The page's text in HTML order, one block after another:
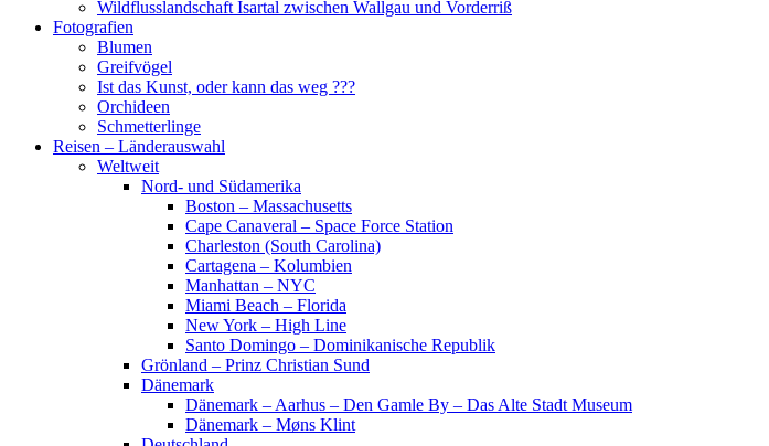
Wildflusslandschaft Isartal zwischen Wallgau und Vorderriß
Fotografien
Blumen
Greifvögel
Ist das Kunst, oder kann das weg ???
Orchideen
Schmetterlinge
Reisen – Länderauswahl
Weltweit
Nord- und Südamerika
Boston – Massachusetts
Cape Canaveral – Space Force Station
Charleston (South Carolina)
Cartagena – Kolumbien
Manhattan – NYC
Miami Beach – Florida
New York – High Line
Santo Domingo – Dominikanische Republik
Grönland – Prinz Christian Sund
Dänemark
Dänemark – Aarhus – Den Gamle By – Das Alte Stadt Museum
Dänemark – Møns Klint